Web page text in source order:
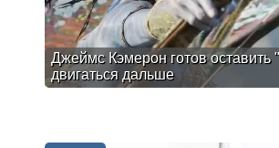
Джеймс Кэмерон готов оставить
двигаться дальше